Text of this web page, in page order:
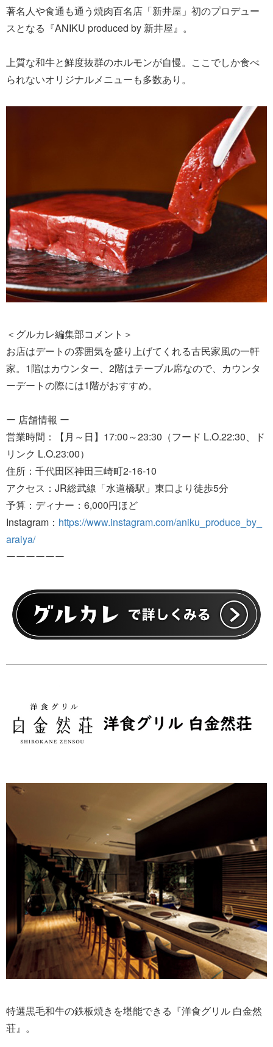
著名人や食通も通う焼肉百名店「新井屋」初のプロデュー
スとなる『ANIKU produced by 新井屋』。
上質な和牛と鮮度抜群のホルモンが自慢。ここでしか食べ
られないオリジナルメニューも多数あり。
＜グルカレ編集部コメント＞
お店はデートの雰囲気を盛り上げてくれる古民家風の一軒
家。1階はカウンター、2階はテーブル席なので、カウンタ
ーデートの際には1階がおすすめ。
ー 店舗情報 ー
営業時間：【月～日】17:00～23:30（フード L.O.22:30、ド
リンク L.O.23:00）
住所：千代田区神田三崎町2-16-10
アクセス：JR総武線「水道橋駅」東口より徒歩5分
予算：ディナー：6,000円ほど
Instagram： https://www.instagram.com/aniku_produce_by_
araiya/
ーーーーーー
特選黒毛和牛の鉄板焼きを堪能できる『洋食グリル 白金然
荘』。